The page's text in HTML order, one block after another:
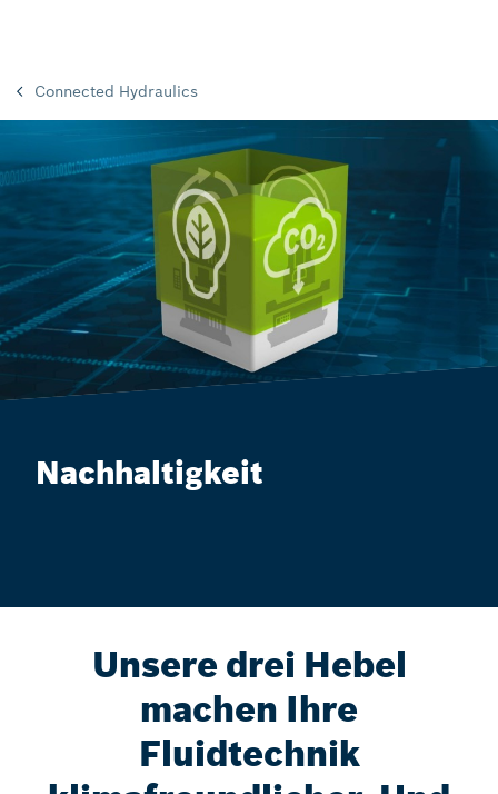
Connected Hydraulics
Nachhaltigkeit
Unsere drei Hebel
machen Ihre
Fluidtechnik